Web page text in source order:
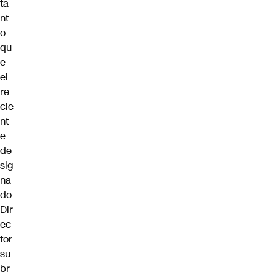
ta
nt
o
qu
e
el
re
cie
nt
e
de
sig
na
do
Dir
ec
tor
su
br